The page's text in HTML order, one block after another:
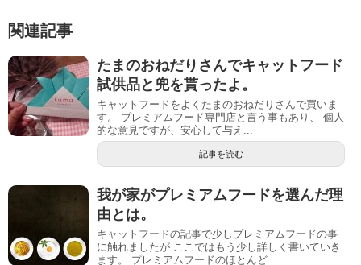
関連記事
たまのおねだりさんでキャットフード
試供品と兜を貰ったよ。
キャットフードをよくたまのおねだりさんで買いま
す。 プレミアムフード専門店と言う事もあり、 個人
的な意見ですが、安心して与え...
記事を読む
我が家がプレミアムフードを選んだ理
由とは。
キャットフードの記事で少しプレミアムフードの事
に触れましたが ここではもう少し詳しく書いていき
ます。 プレミアムフードのほとんど...